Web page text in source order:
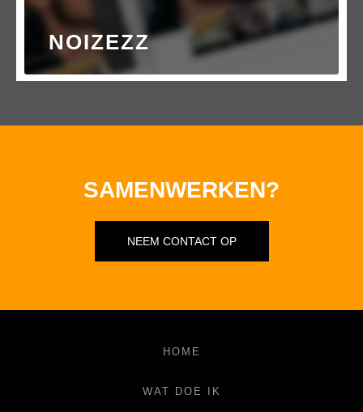
NOIZEZZ
SAMENWERKEN?
NEEM CONTACT OP
HOME
WAT DOE IK